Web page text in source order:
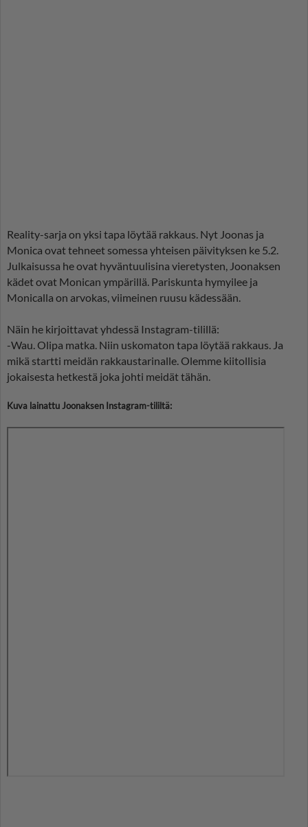
Reality-sarja on yksi tapa löytää rakkaus. Nyt Joonas ja
Monica ovat tehneet somessa yhteisen päivityksen ke 5.2.
Julkaisussa he ovat hyväntuulisina vieretysten, Joonaksen
kädet ovat Monican ympärillä. Pariskunta hymyilee ja
Monicalla on arvokas, viimeinen ruusu kädessään.
Näin he kirjoittavat yhdessä Instagram-tilillä:
-Wau. Olipa matka. Niin uskomaton tapa löytää rakkaus. Ja
mikä startti meidän rakkaustarinalle. Olemme kiitollisia
jokaisesta hetkestä joka johti meidät tähän.
Kuva lainattu Joonaksen Instagram-tililtä: